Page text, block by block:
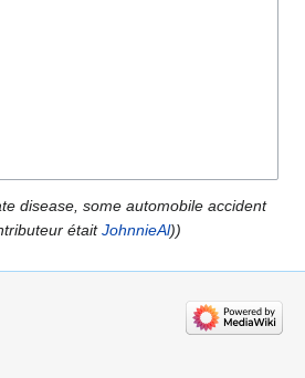
disease, some automobile accident
étaitJohnnieAl))